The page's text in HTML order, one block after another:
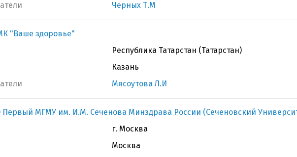
Черных Т.М
"Ваше здоровье"
Республика Татарстан (Татарстан)
Казань
Мясоутова Л.И
МГМУ им. И.М. Сеченова Минздрава России (Сеченовский
г. Москва
Москва